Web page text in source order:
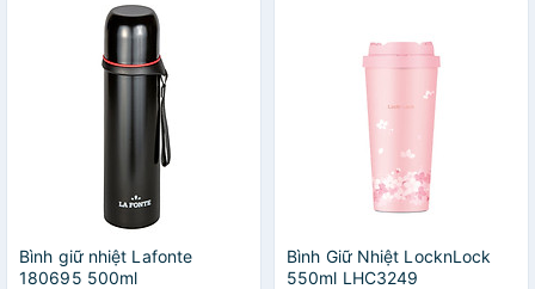
Bình giữ nhiệt Lafonte
180695 500ml
Bình Giữ Nhiệt LocknLock
550ml LHC3249